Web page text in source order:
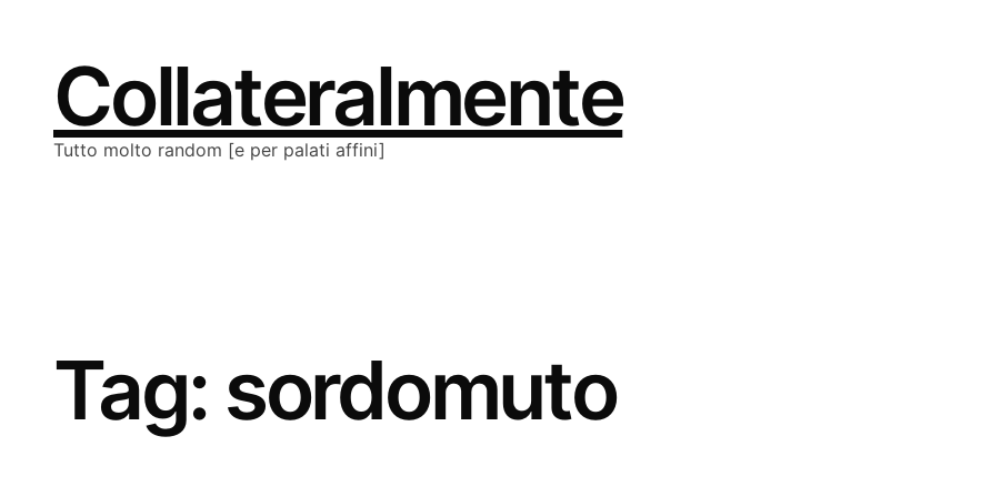
Collateralmente
Tutto molto random [e per palati affini]
Tag: sordomuto